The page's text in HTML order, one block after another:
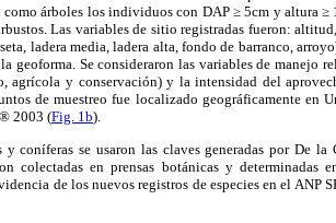
árboles los individuos con DAP ≥ 5cm y altura
Las variables de sitio registradas fueron:
ladera media, ladera alta, fondo de barranco,
Se consideraron las variables de manejo
agrícola y conservación) y la intensidad del
de muestreo fue localizado geográficamente en
2003 (Fig. 1b).
coníferas se usaron las claves generadas por De
colectadas en prensas botánicas y
de los nuevos registros de especies en el ANP